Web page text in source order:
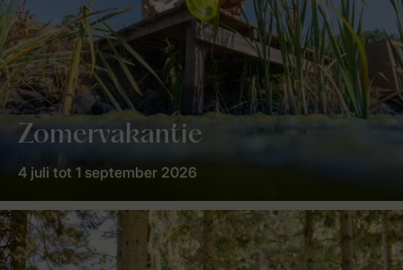
Zomervakantie
4 juli tot 1 september 2026